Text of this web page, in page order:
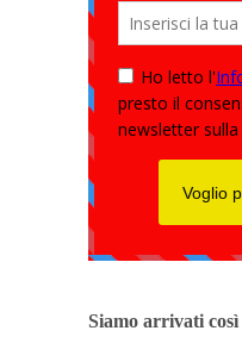
Siamo arrivati